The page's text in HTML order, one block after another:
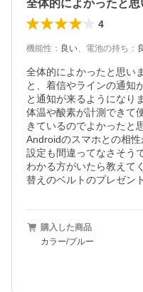
全体的によかったと
4
機能性 ： 良い、 電池の持ち ：
全体的によかったと思い
と、着信やラインの通知
と通知が来るようになり
体温や酸素が計測できて
きているのでよかったと
Androidのスマホとの相性
設定も間違ってなさそう
わかる方がいたら教えて
替えのベルトのプレゼン
購入した商品
カラー/ブルー